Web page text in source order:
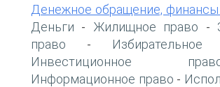
Денежное обращение,
Деньги - Жилищное право -
право - Избирательное
Инвестиционное
Информационное право -